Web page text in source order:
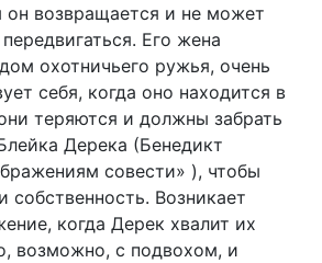
он возвращается и не может
Его жена
охотничьего ружья, очень
себя, когда оно находится в
теряются и должны забрать
Дерека (Бенедикт
совести» ), чтобы
собственность. Возникает
когда Дерек хвалит их
возможно, с подвохом, и